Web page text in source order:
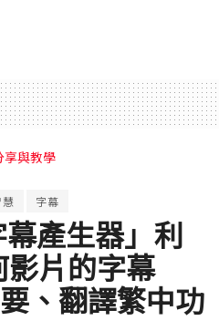
享與教學
字幕
幕產生器」利
影片的字幕
、翻譯繁中功